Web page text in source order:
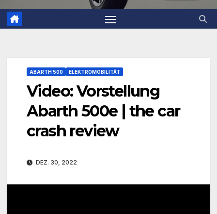
ABARTH 500 ELEKTROMOBILITÄT
Video: Vorstellung
Abarth 500e | the car
crash review
DEZ. 30, 2022